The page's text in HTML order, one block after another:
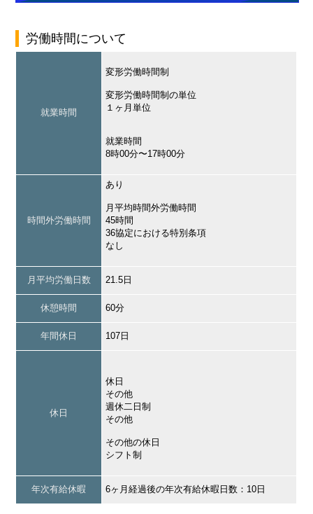
労働時間について
就業時間
変形労働時間制
変形労働時間制の単位
１ヶ月単位
就業時間
8時00分〜17時00分
時間外労働時間
あり
月平均時間外労働時間
45時間
36協定における特別条項
なし
月平均労働日数 21.5日
休憩時間 60分
年間休日 107日
休日
休日
その他
週休二日制
その他
その他の休日
シフト制
年次有給休暇 6ヶ月経過後の年次有給休暇日数：10日